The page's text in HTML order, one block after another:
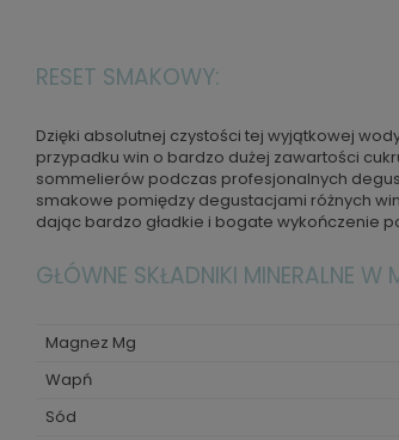
RESET SMAKOWY:
Dzięki absolutnej czystości tej wyjątkowej
przypadku win o bardzo dużej zawartości
sommelierów podczas profesjonalnych
smakowe pomiędzy degustacjami różnych
dając bardzo gładkie i bogate wykończenie
GŁÓWNE SKŁADNIKI MINERALNE W
Magnez Mg
Wapń
Sód